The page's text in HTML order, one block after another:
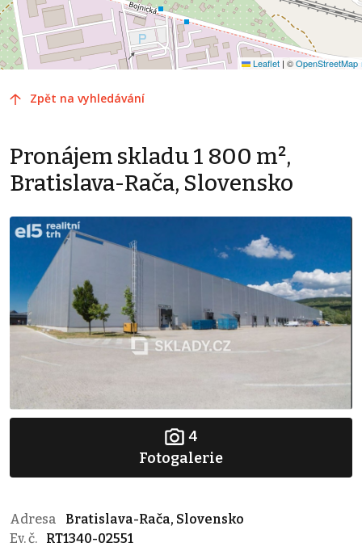
Leaflet | ©OpenStreetMap
Zpět na vyhledávání
Pronájem skladu 1 800 m²,
Bratislava-Rača, Slovensko
4
Fotogalerie
Adresa
Bratislava-Rača, Slovensko
Ev. č.
RT1340-02551